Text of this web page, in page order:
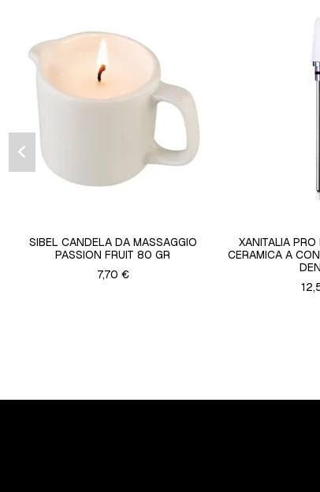
SIBEL CANDELA DA MASSAGGIO
PASSION FRUIT 80 GR
7,70 €
XANITALIA
CERAMICA A